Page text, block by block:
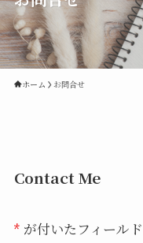
ホーム お問合せ
Contact Me
* が付いたフィール